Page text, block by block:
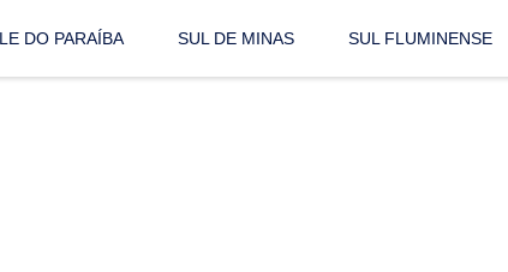
DO PARAÍBA SUL DE MINAS SUL FLUMINENSE